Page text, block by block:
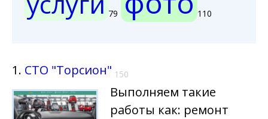
79 110
1. СТО "Торсион" 150
Выполняем такие
работы как: ремонт